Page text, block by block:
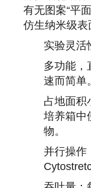
有无图案“平
仿生纳米级
实验灵活
多功能，
速而简单
占地面积
培养箱中
物。
并行操作